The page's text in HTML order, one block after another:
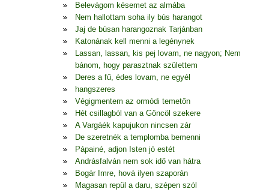
Belevágom késemet az almába
Nem hallottam soha ily bús harangot
Jaj de búsan harangoznak Tarjánban
Katonának kell menni a legénynek
Lassan, lassan, kis pej lovam, ne nagyon; Nem
bánom, hogy parasztnak születtem
Deres a fű, édes lovam, ne egyél
hangszeres
Végigmentem az ormódi temetőn
Hét csillagból van a Göncöl szekere
A Vargáék kapujukon nincsen zár
De szeretnék a templomba bemenni
Pápainé, adjon Isten jó estét
Andrásfalván nem sok idő van hátra
Bogár Imre, hová ilyen szaporán
Magasan repül a daru, szépen szól